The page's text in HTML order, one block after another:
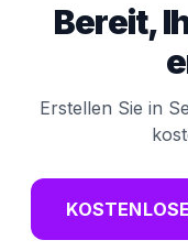
Bereit,
Erstellen Sie in